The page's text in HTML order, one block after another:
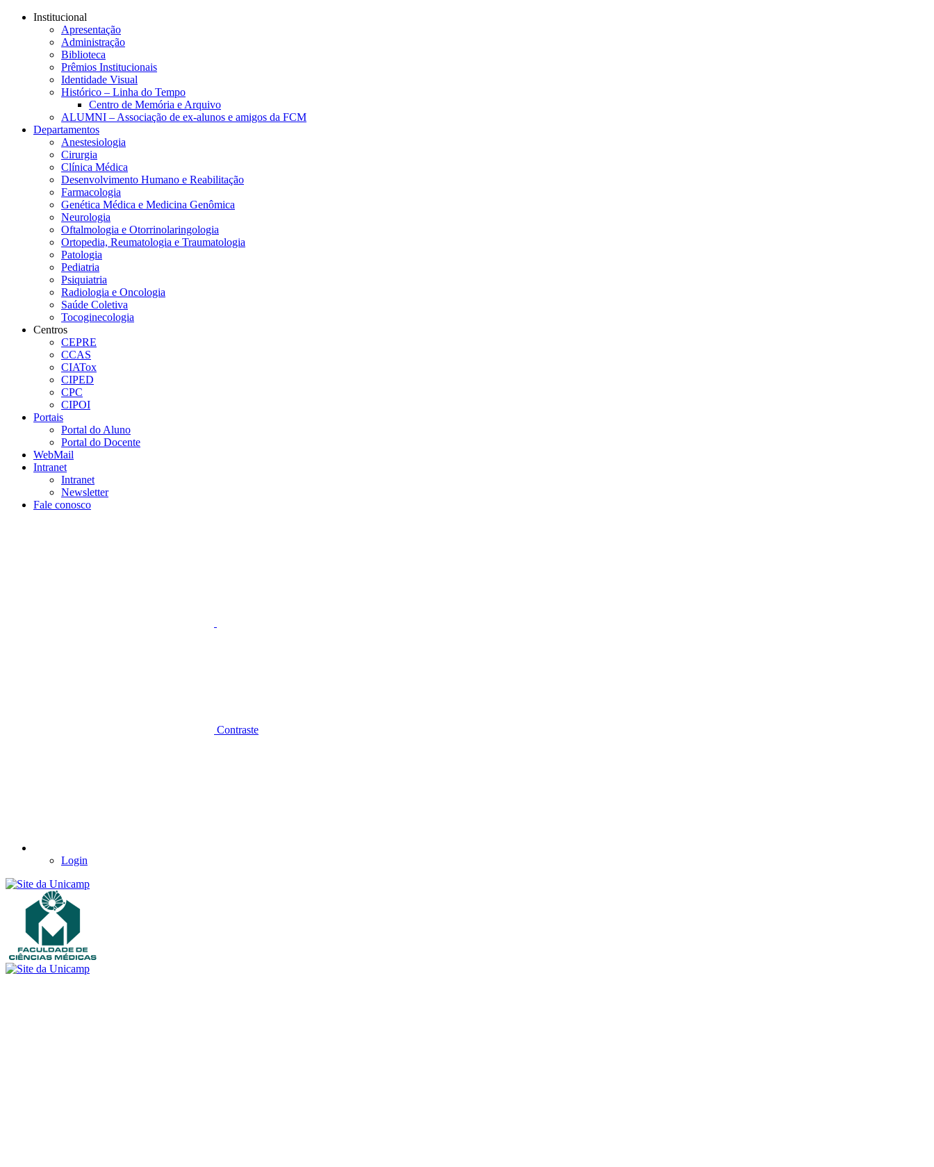
Conteúdo principal
Institucional
Apresentação
Administração
Biblioteca
Prêmios Institucionais
Identidade Visual
Histórico – Linha do Tempo
Centro de Memória e Arquivo
ALUMNI – Associação de ex-alunos e amigos da FCM
Departamentos
Anestesiologia
Cirurgia
Clínica Médica
Desenvolvimento Humano e Reabilitação
Farmacologia
Genética Médica e Medicina Genômica
Neurologia
Oftalmologia e Otorrinolaringologia
Ortopedia, Reumatologia e Traumatologia
Patologia
Pediatria
Psiquiatria
Radiologia e Oncologia
Saúde Coletiva
Tocoginecologia
Centros
CEPRE
CCAS
CIATox
CIPED
CPC
CIPOI
Portais
Portal do Aluno
Portal do Docente
WebMail
Intranet
Intranet
Newsletter
Fale conosco
Contraste
Login